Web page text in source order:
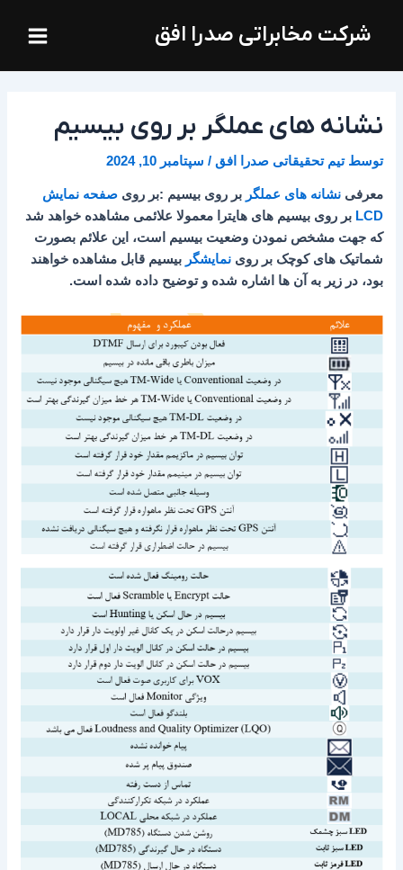
شرکت مخابراتی صدرا افق
Menu
نشانه های عملگر بر روی بیسیم
توسطتیم تحقیقاتی صدرا افق/ سپتامبر 10, 2024
معرفینشانه های عملگر بر روی بیسیم :بر رویصفحه نمایش
LCD بر روی بیسیم های هایترا معمولا علائمی مشاهده خواهد شد
که جهت مشخص نمودن وضعیت بیسیم است، این علائم بصورت
شماتیک های کوچک بر روینمایشگربیسیم قابل مشاهده خواهند
بود، در زیر به آن ها اشاره شده و توضیح داده شده است.